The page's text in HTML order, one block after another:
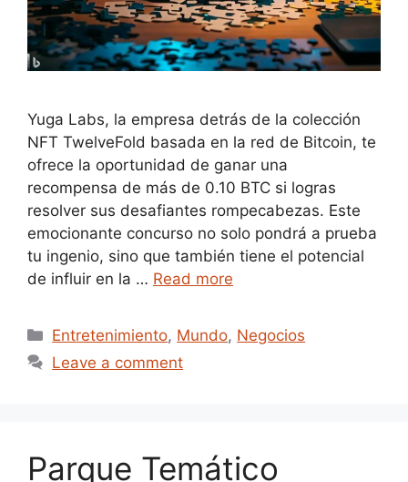
Yuga Labs, la empresa detrás de la colección
NFT TwelveFold basada en la red de Bitcoin, te
ofrece la oportunidad de ganar una
recompensa de más de 0.10 BTC si logras
resolver sus desafiantes rompecabezas. Este
emocionante concurso no solo pondrá a prueba
tu ingenio, sino que también tiene el potencial
de influir en la … Read more
Categories
Entretenimiento, Mundo, Negocios
Leave a comment
Parque Temático